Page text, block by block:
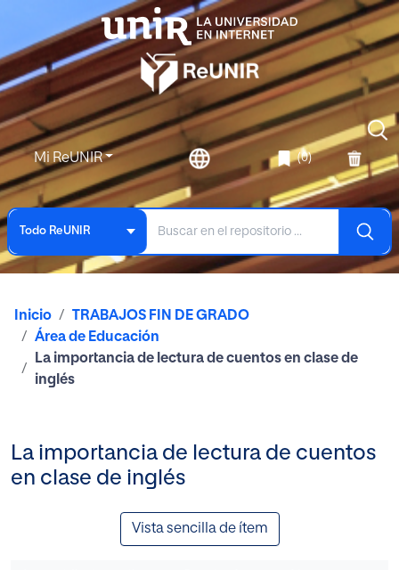
Mi ReUNIR (0)
Todo ReUNIR
Inicio
TRABAJOS FIN DE GRADO
Área de Educación
La importancia de lectura de cuentos en clase de
inglés
La importancia de lectura de cuentos
en clase de inglés
Vista sencilla de ítem